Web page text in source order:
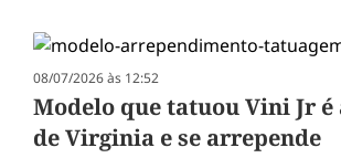
08/07/2026 às 12:52
Modelo que tatuou Vini Jr é
de Virginia e se arrepende